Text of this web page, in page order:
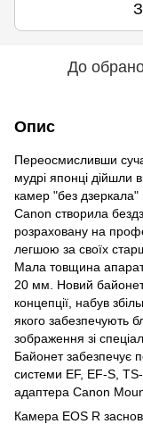
До
Опис
Переосмисливши
мудрі японці дійшли
камер "без дзеркала"
Canon створила
розраховану на
легшою за своїх
Мала товщина
20 мм. Новий
концепції, набув
якого забезпечують
зображення зі
Байонет забезпечує
системи EF, EF-S,
адаптера Canon
Камера EOS R